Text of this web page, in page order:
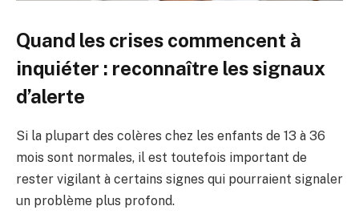
Quand les crises commencent à
inquiéter : reconnaître les signaux
d’alerte
Si la plupart des colères chez les enfants de 13 à 36
mois sont normales, il est toutefois important de
rester vigilant à certains signes qui pourraient signaler
un problème plus profond.